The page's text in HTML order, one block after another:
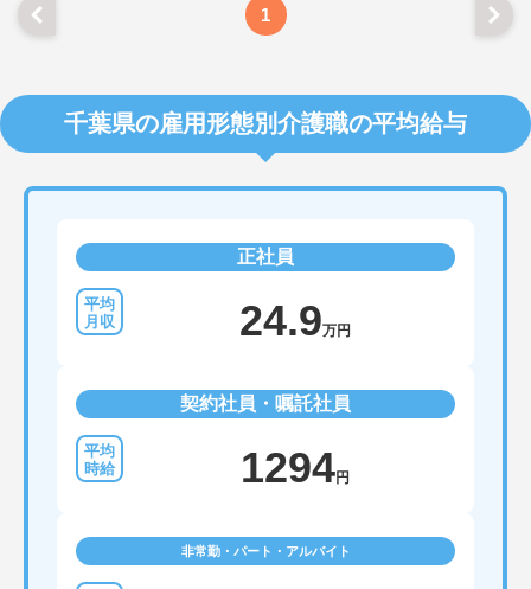
1
千葉県の雇用形態別介護職の平均給与
正社員
24.9万円
契約社員・嘱託社員
1294円
非常勤・パート・アルバイト